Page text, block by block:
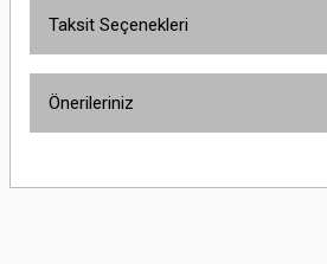
Taksit Seçenekleri
Önerileriniz
yetersiz gördüğünüz noktaları öneri